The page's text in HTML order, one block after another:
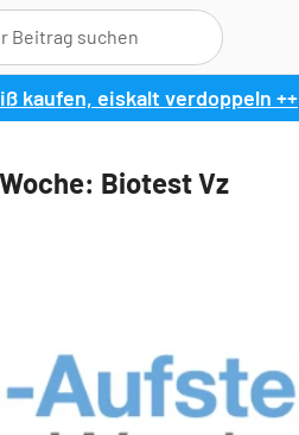
kaufen, eiskalt verdoppeln ++
Biotest Vz